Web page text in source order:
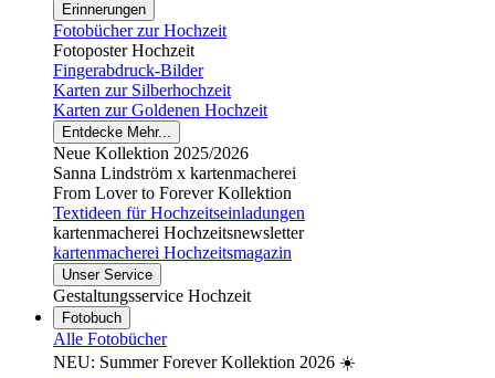
Erinnerungen
Fotobücher zur Hochzeit
Fotoposter Hochzeit
Fingerabdruck-Bilder
Karten zur Silberhochzeit
Karten zur Goldenen Hochzeit
Entdecke Mehr...
Neue Kollektion 2025/2026
Sanna Lindström x kartenmacherei
From Lover to Forever Kollektion
Textideen für Hochzeitseinladungen
kartenmacherei Hochzeitsnewsletter
kartenmacherei Hochzeitsmagazin
Unser Service
Gestaltungsservice Hochzeit
Fotobuch
Alle Fotobücher
NEU: Summer Forever Kollektion 2026 ☀️